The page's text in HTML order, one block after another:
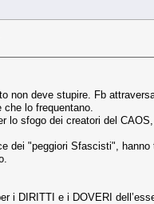
deve stupire. Fb
lo frequentano.
sfogo dei creatori del
"peggiori Sfascisti",
i DIRITTI e i DOVERI